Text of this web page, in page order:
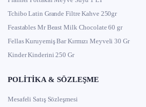
Tchibo Latin Grande Filtre Kahve 250gr
Feastables Mr Beast Milk Chocolate 60 gr
Fellas Kuruyemiş Bar Kırmızı Meyveli 30 Gr
Kinder Kinderini 250 Gr
POLITIKA & SÖZLEŞME
Mesafeli Satış Sözleşmesi